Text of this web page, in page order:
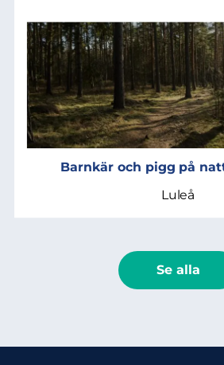
Barnkär och pigg på
Luleå
Se alla